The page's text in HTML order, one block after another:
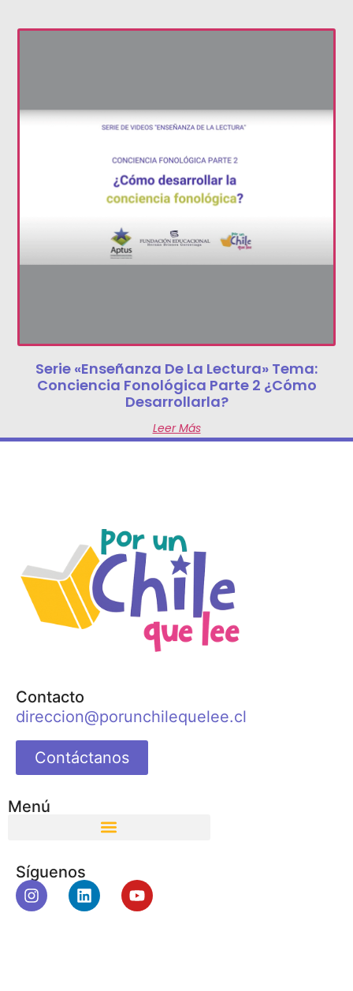
Serie «Enseñanza De La Lectura» Tema:
Conciencia Fonológica Parte 2 ¿Cómo
Desarrollarla?
Leer Más
Contacto
direccion@porunchilequelee.cl
Contáctanos
Menú
Síguenos